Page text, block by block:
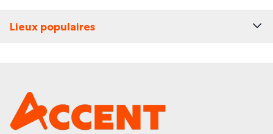
Lieux populaires